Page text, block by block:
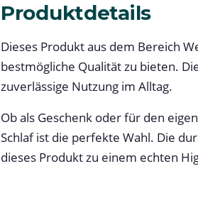
Produktdetails
Dieses Produkt aus dem Bereich
bestmögliche Qualität zu bieten.
zuverlässige Nutzung im Alltag.
Ob als Geschenk oder für den
Schlaf ist die perfekte Wahl. Die
dieses Produkt zu einem echten